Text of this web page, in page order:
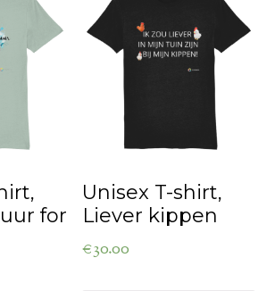
for
Unisex T-shirt,
Liever kippen
€30.00